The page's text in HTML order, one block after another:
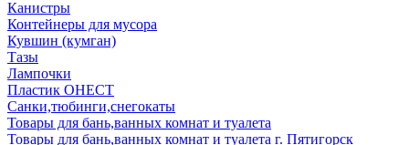
Канистры
Контейнеры для мусора
Кувшин (кумган)
Тазы
Лампочки
Пластик ОНЕСТ
Санки,тюбинги,снегокаты
Товары для бань,ванных комнат и туалета
Товары для бань,ванных комнат и туалета г. Пятигорск